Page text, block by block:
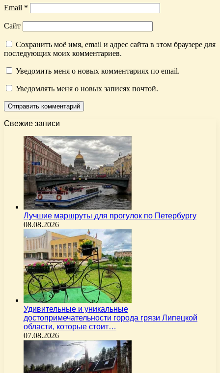
Email *
Сайт
Сохранить моё имя, email и адрес сайта в этом браузере для
последующих моих комментариев.
Уведомить меня о новых комментариях по email.
Уведомлять меня о новых записях почтой.
Свежие записи
Лучшие маршруты для прогулок по Петербургу
08.08.2026
Удивительные и уникальные
достопримечательности города грязи Липецкой
области, которые стоит…
07.08.2026